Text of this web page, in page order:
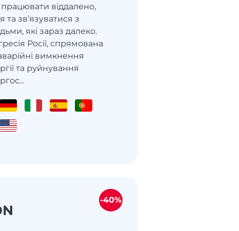
віддалено,
та зв’язуватися з
які зараз далеко.
Росії, спрямована
вимкнення
та руйнування
-40%